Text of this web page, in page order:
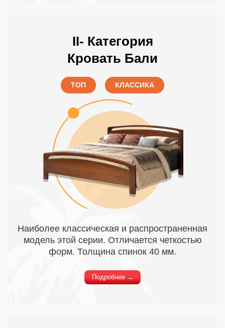
II- Категория
Кровать Бали
ТОП КЛАССИКА
Наиболее классическая и распространенная
модель этой серии. Отличается четкостью
форм. Толщина спинок 40 мм.
Подробнее →